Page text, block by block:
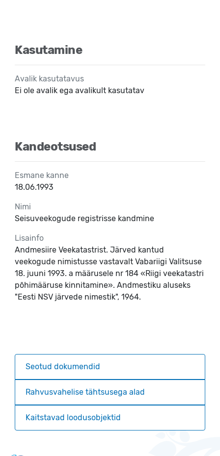
Kasutamine
Avalik kasutatavus
Ei ole avalik ega avalikult kasutatav
Kandeotsused
Esmane kanne
18.06.1993
Nimi
Seisuveekogude registrisse kandmine
Lisainfo
Andmesiire Veekatastrist. Järved kantud
veekogude nimistusse vastavalt Vabariigi Valitsuse
18. juuni 1993. a määrusele nr 184 «Riigi veekatastri
põhimääruse kinnitamine». Andmestiku aluseks
"Eesti NSV järvede nimestik", 1964.
Seotud dokumendid
Rahvusvahelise tähtsusega alad
Kaitstavad loodusobjektid